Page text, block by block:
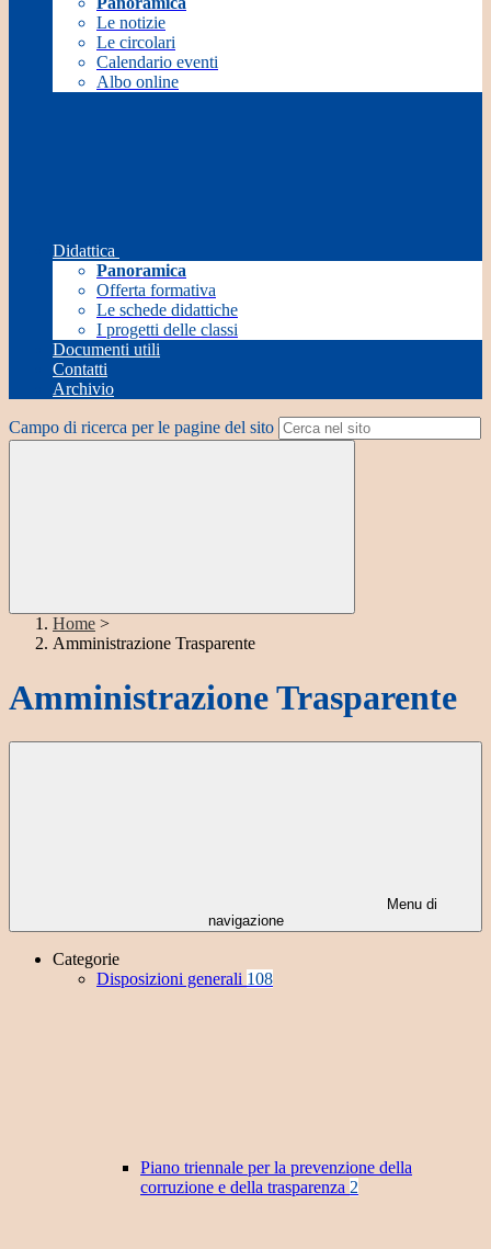
Le notizie
Le circolari
Calendario eventi
Albo online
Didattica
Panoramica
Offerta formativa
Le schede didattiche
I progetti delle classi
Documenti utili
Contatti
Archivio
Campo di ricerca per le pagine del sito
Home >
Amministrazione Trasparente
Amministrazione Trasparente
Menu di
navigazione
Categorie
Disposizioni generali 108
Piano triennale per la prevenzione della
corruzione e della trasparenza 2